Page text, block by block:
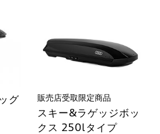
グ 販売店受取限定商品
スキー&ラゲッジボッ
クス 250lタイプ